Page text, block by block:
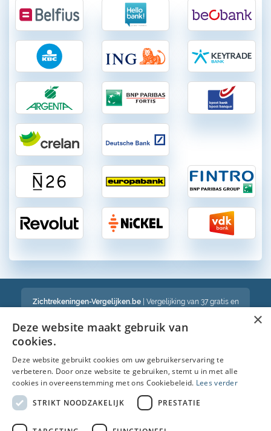
Zichtrekeningen-Vergelijken.be| Vergelijking van 37 gratis en
Een volledig onafhankelijke vergelijking van gratis en betalende
bankrekeningen in België
Bekijk ook :
Spaarrekening
×
Deze website maakt gebruik van
cookies.
Deze website gebruikt cookies om uw gebruikerservaring te
verbeteren. Door onze website te gebruiken, stemt u in met alle
cookies in overeenstemming met ons Cookiebeleid. Lees verder
STRIKT NOODZAKELIJK
PRESTATIE